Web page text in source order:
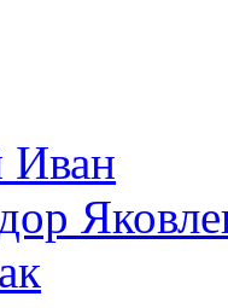
Иван